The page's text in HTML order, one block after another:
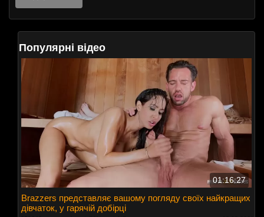
Популярні відео
01:16:27
Brazzers представляє вашому погляду своїх найкращих
дівчаток, у гарячій добірці